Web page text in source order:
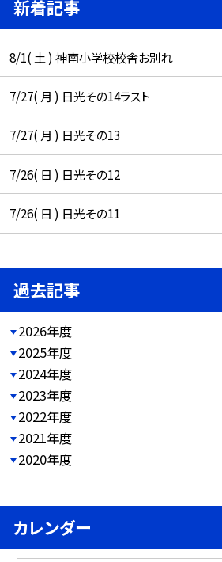
新着記事
8/1( 土 ) 神南小学校校舎お別れ
7/27( 月 ) 日光その14ラスト
7/27( 月 ) 日光その13
7/26( 日 ) 日光その12
7/26( 日 ) 日光その11
過去記事
2026年度
2025年度
2024年度
2023年度
2022年度
2021年度
2020年度
カレンダー